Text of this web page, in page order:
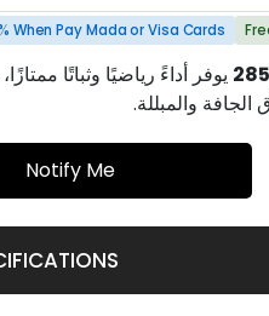
When Pay Mada or Visa Cards
يوفر أداءً رياضيًا وثباتًا
Notify Me